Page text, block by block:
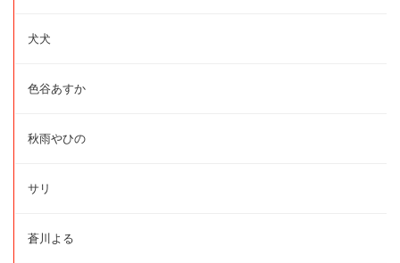
犬犬
色谷あすか
秋雨やひの
サリ
蒼川よる